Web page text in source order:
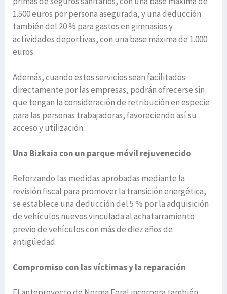
1.500 euros por persona asegurada, y una deducción
también del 20 % para gastos en gimnasios y
actividades deportivas, con una base máxima de 1.000
euros.
Además, cuando estos servicios sean facilitados
directamente por las empresas, podrán ofrecerse sin
que tengan la consideración de retribución en especie
para las personas trabajadoras, favoreciendo así su
acceso y utilización.
Una Bizkaia con un parque móvil rejuvenecido
Reforzando las medidas aprobadas mediante la
revisión fiscal para promover la transición energética,
se establece una deducción del 5 % por la adquisición
de vehículos nuevos vinculada al achatarramiento
previo de vehículos con más de diez años de
antigüedad.
Compromiso con las víctimas y la reparación